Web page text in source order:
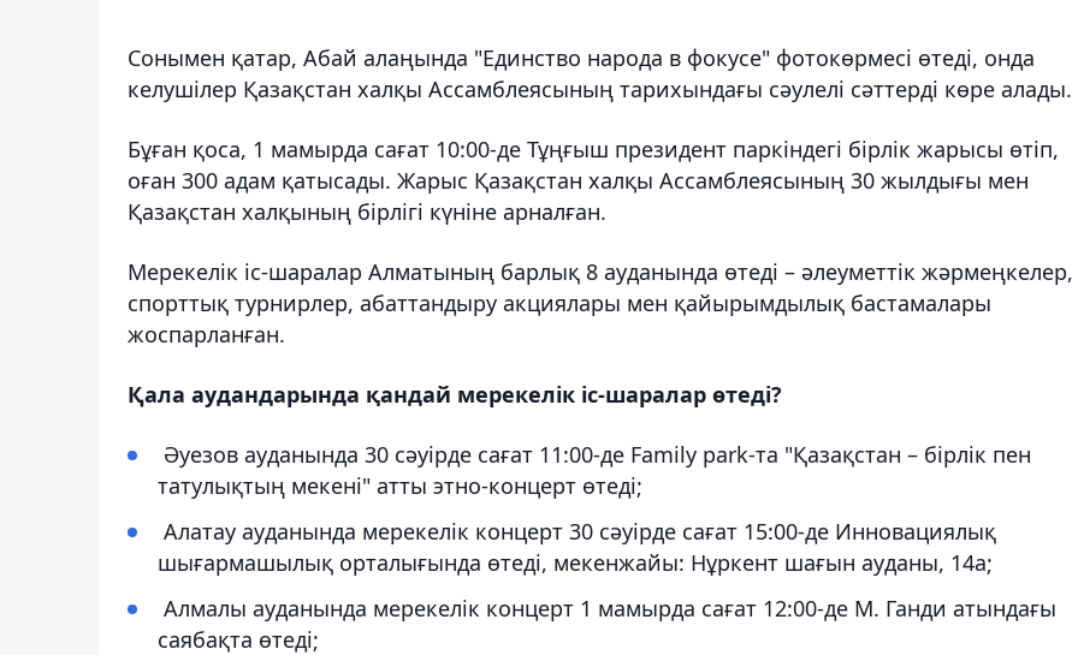
Сонымен қатар, Абай алаңында "Единство народа в фокусе" фотокөрмесі өтеді, онда
келушілер Қазақстан халқы Ассамблеясының тарихындағы сәулелі сәттерді көре алады.
Бұған қоса, 1 мамырда сағат 10:00-де Тұңғыш президент паркіндегі бірлік жарысы өтіп,
оған 300 адам қатысады. Жарыс Қазақстан халқы Ассамблеясының 30 жылдығы мен
Қазақстан халқының бірлігі күніне арналған.
Мерекелік іс-шаралар Алматының барлық 8 ауданында өтеді – әлеуметтік жәрмеңкелер,
спорттық турнирлер, абаттандыру акциялары мен қайырымдылық бастамалары
жоспарланған.
Қала аудандарында қандай мерекелік іс-шаралар өтеді?
Әуезов ауданында 30 сәуірде сағат 11:00-де Family park-та "Қазақстан – бірлік пен
татулықтың мекені" атты этно-концерт өтеді;
Алатау ауданында мерекелік концерт 30 сәуірде сағат 15:00-де Инновациялық
шығармашылық орталығында өтеді, мекенжайы: Нұркент шағын ауданы, 14а;
Алмалы ауданында мерекелік концерт 1 мамырда сағат 12:00-де М. Ганди атындағы
саябақта өтеді;